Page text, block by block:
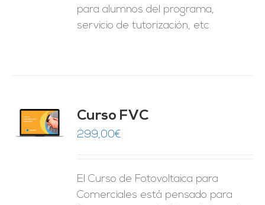
para alumnos del programa,
servicio de tutorización, etc.
Curso FVC
299,00€
El Curso de Fotovoltaica para
Comerciales está pensado para